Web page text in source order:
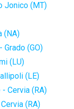
Jonico (MT)
(NA)
Grado (GO)
(LU)
(LE)
Cervia (RA)
(RA)